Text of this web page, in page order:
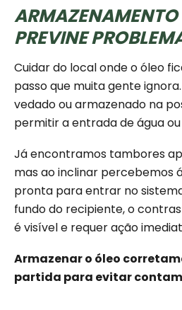
ARMAZENAMENTO
PREVINE
Cuidar do local onde o óleo
passo que muita gente
vedado ou armazenado na
permitir a entrada de água
Já encontramos tambores
mas ao inclinar percebemos
pronta para entrar no
fundo do recipiente, o
é visível e requer ação
Armazenar o óleo
partida para evitar